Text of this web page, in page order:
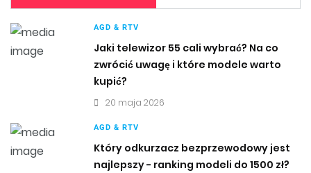
AGD & RTV
Jaki telewizor 55 cali wybrać? Na co
zwrócić uwagę i które modele warto
kupić?
20 maja 2026
AGD & RTV
Który odkurzacz bezprzewodowy jest
najlepszy - ranking modeli do 1500 zł?